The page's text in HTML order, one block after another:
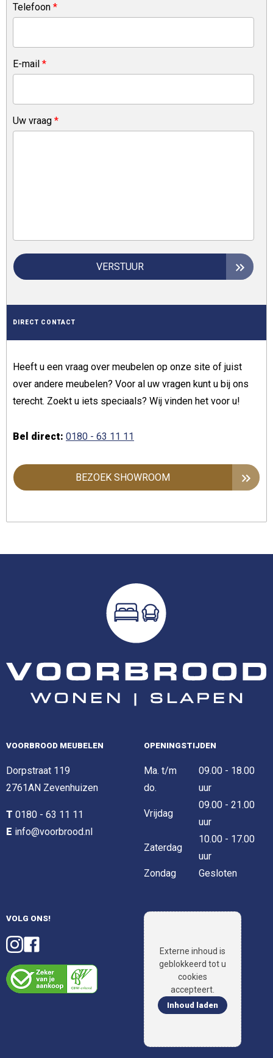
Telefoon *
E-mail *
Uw vraag *
VERSTUUR
DIRECT CONTACT
Heeft u een vraag over meubelen op onze site of juist
over andere meubelen? Voor al uw vragen kunt u bij ons
terecht. Zoekt u iets speciaals? Wij vinden het voor u!
Bel direct: 0180 - 63 11 11
BEZOEK SHOWROOM
VOORBROOD MEUBELEN
Dorpstraat 119
2761AN Zevenhuizen
T 0180 - 63 11 11
E info@voorbrood.nl
OPENINGSTIJDEN
Ma. t/m
do.
09.00 - 18.00
uur
Vrijdag
09.00 - 21.00
uur
Zaterdag
10.00 - 17.00
uur
Zondag
Gesloten
VOLG ONS!
Externe inhoud is
geblokkeerd tot u
cookies
accepteert.
Inhoud laden